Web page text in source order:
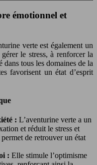
émotionnel et
verte est également un
le stress, à renforcer la
tous les domaines de la
favorisent un état d’esprit
: L’aventurine verte a un
et réduit le stress et
de retrouver un état
: Elle stimule l’optimisme